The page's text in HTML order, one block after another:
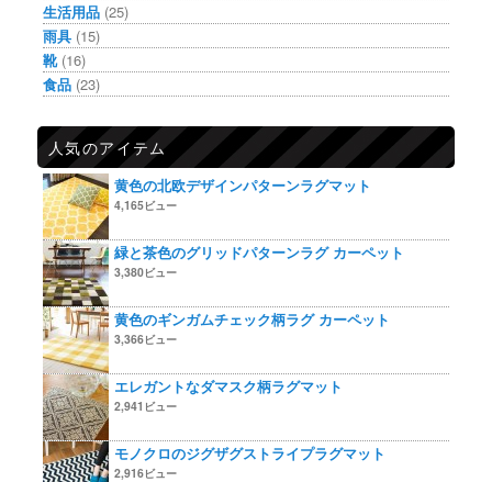
生活用品 (25)
雨具 (15)
靴(16)
食品 (23)
人気のアイテム
黄色の北欧デザインパターンラグマット
4,165ビュー
緑と茶色のグリッドパターンラグ カーペット
3,380ビュー
黄色のギンガムチェック柄ラグ カーペット
3,366ビュー
エレガントなダマスク柄ラグマット
2,941ビュー
モノクロのジグザグストライプラグマット
2,916ビュー